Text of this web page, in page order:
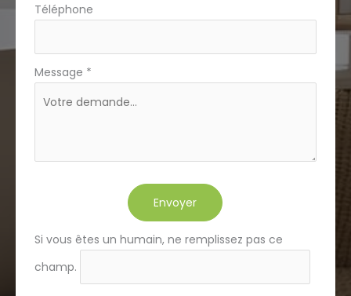
Téléphone
Message *
Envoyer
Si vous êtes un humain, ne remplissez pas ce
champ.